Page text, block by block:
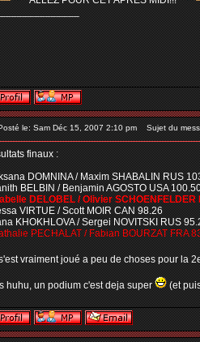
le: Sam Déc 15, 2007 2:10 pm Sujet du
finaux :
DOMNINA / Maxim SHABALIN RUS
BELBIN / Benjamin AGOSTO USA
DELOBEL / Olivier SCHOENFELDER
VIRTUE / Scott MOIR CAN 98.26
KHOKHLOVA / Sergei NOVITSKI RUS
PECHALAT / Fabian BOURZAT FRA
vraiment joué a peu de choses pour la
huhu, un podium c'est deja super (et